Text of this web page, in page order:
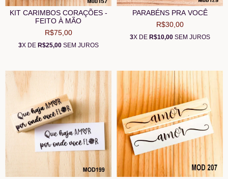
KIT CARIMBOS CORAÇÕES -
FEITO À MÃO
R$75,00
3X DE R$25,00SEM JUROS
PARABÉNS PRA VOCÊ
R$30,00
3X DE R$10,00SEM JUROS